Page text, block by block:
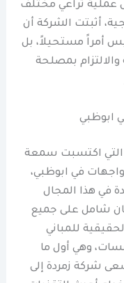
عملية تراعي مختلف
أثبتت الشركة أن
أمراً مستحيلاً، بل
والالتزام بمصلحة
ابوظبي
التي اكتسبت سمعة
في ابوظبي،
في هذا المجال
شامل على جميع
للمباني
وهي أول ما
شركة زمردة إلى